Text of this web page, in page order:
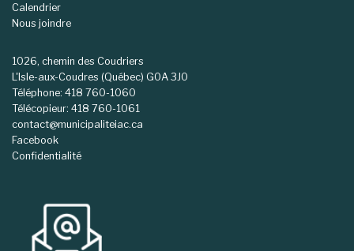
Calendrier
Nous joindre
1026, chemin des Coudriers
L'Isle-aux-Coudres (Québec) G0A 3J0
Téléphone: 418 760-1060
Télécopieur: 418 760-1061
contact@municipaliteiac.ca
Facebook
Confidentialité